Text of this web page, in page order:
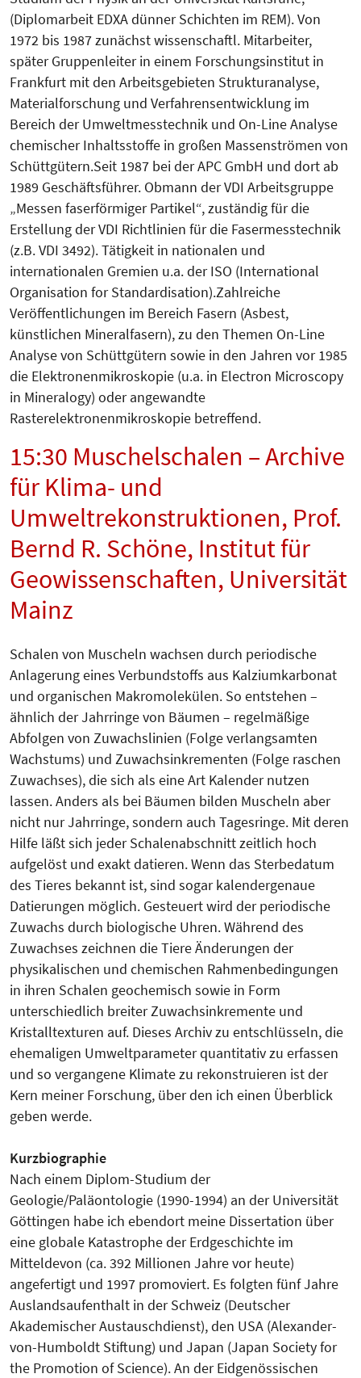
(Diplomarbeit EDXA dünner Schichten im REM). Von
1972 bis 1987 zunächst wissenschaftl. Mitarbeiter,
später Gruppenleiter in einem Forschungsinstitut in
Frankfurt mit den Arbeitsgebieten Strukturanalyse,
Materialforschung und Verfahrensentwicklung im
Bereich der Umweltmesstechnik und On-Line Analyse
chemischer Inhaltsstoffe in großen Massenströmen von
Schüttgütern.Seit 1987 bei der APC GmbH und dort ab
1989 Geschäftsführer. Obmann der VDI Arbeitsgruppe
„Messen faserförmiger Partikel“, zuständig für die
Erstellung der VDI Richtlinien für die Fasermesstechnik
(z.B. VDI 3492). Tätigkeit in nationalen und
internationalen Gremien u.a. der ISO (International
Organisation for Standardisation).Zahlreiche
Veröffentlichungen im Bereich Fasern (Asbest,
künstlichen Mineralfasern), zu den Themen On-Line
Analyse von Schüttgütern sowie in den Jahren vor 1985
die Elektronenmikroskopie (u.a. in Electron Microscopy
in Mineralogy) oder angewandte
Rasterelektronenmikroskopie betreffend.
15:30 Muschelschalen – Archive
für Klima- und
Umweltrekonstruktionen, Prof.
Bernd R. Schöne, Institut für
Geowissenschaften, Universität
Mainz
Schalen von Muscheln wachsen durch periodische
Anlagerung eines Verbundstoffs aus Kalziumkarbonat
und organischen Makromolekülen. So entstehen –
ähnlich der Jahrringe von Bäumen – regelmäßige
Abfolgen von Zuwachslinien (Folge verlangsamten
Wachstums) und Zuwachsinkrementen (Folge raschen
Zuwachses), die sich als eine Art Kalender nutzen
lassen. Anders als bei Bäumen bilden Muscheln aber
nicht nur Jahrringe, sondern auch Tagesringe. Mit deren
Hilfe läßt sich jeder Schalenabschnitt zeitlich hoch
aufgelöst und exakt datieren. Wenn das Sterbedatum
des Tieres bekannt ist, sind sogar kalendergenaue
Datierungen möglich. Gesteuert wird der periodische
Zuwachs durch biologische Uhren. Während des
Zuwachses zeichnen die Tiere Änderungen der
physikalischen und chemischen Rahmenbedingungen
in ihren Schalen geochemisch sowie in Form
unterschiedlich breiter Zuwachsinkremente und
Kristalltexturen auf. Dieses Archiv zu entschlüsseln, die
ehemaligen Umweltparameter quantitativ zu erfassen
und so vergangene Klimate zu rekonstruieren ist der
Kern meiner Forschung, über den ich einen Überblick
geben werde.
Kurzbiographie
Nach einem Diplom-Studium der
Geologie/Paläontologie (1990-1994) an der Universität
Göttingen habe ich ebendort meine Dissertation über
eine globale Katastrophe der Erdgeschichte im
Mitteldevon (ca. 392 Millionen Jahre vor heute)
angefertigt und 1997 promoviert. Es folgten fünf Jahre
Auslandsaufenthalt in der Schweiz (Deutscher
Akademischer Austauschdienst), den USA (Alexander-
von-Humboldt Stiftung) und Japan (Japan Society for
the Promotion of Science). An der Eidgenössischen